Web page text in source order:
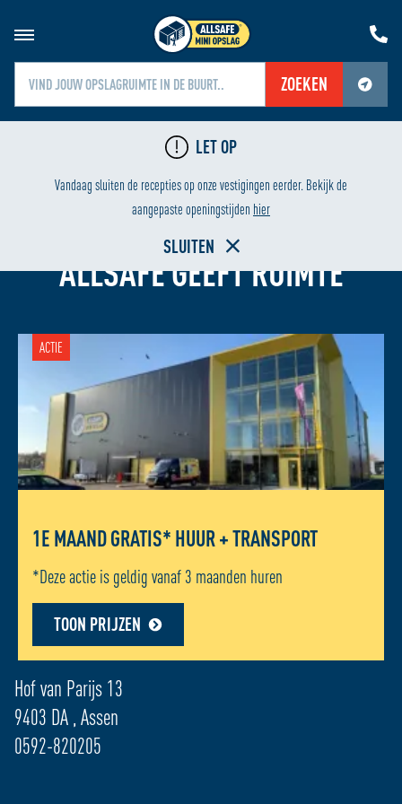
ZOEKEN
Jouw locatiediensten zijn uitgeschakeld.
Schakel jouw locatiediensten in om deze functie te gebruiken.
LET OP
Vandaag sluiten de recepties op onze vestigingen eerder. Bekijk de
aangepaste openingstijden hier
SLUITEN
24/7 BEVEILIGING
OPSLAGRUIMTE HUREN IN ASSEN
ALLSAFE GEEFT RUIMTE
ACTIE
1E MAAND GRATIS* HUUR + TRANSPORT
*Deze actie is geldig vanaf 3 maanden huren
TOON PRIJZEN
ADRES LOCATIE - ASSEN
Hof van Parijs 13
9403 DA , Assen
0592-820205